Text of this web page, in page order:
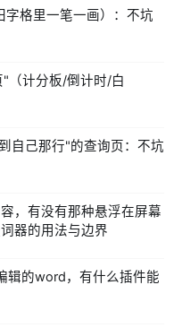
格里一笔一画）：不坑
（计分板/倒计时/白
自己那行"的查询页：不坑
，有没有那种悬浮在屏幕
器的用法与边界
辑的word，有什么插件能